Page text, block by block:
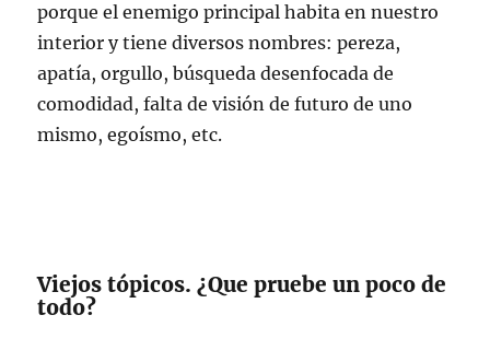
porque el enemigo principal habita en nuestro
interior y tiene diversos nombres: pereza,
apatía, orgullo, búsqueda desenfocada de
comodidad, falta de visión de futuro de uno
mismo, egoísmo, etc.
Viejos tópicos. ¿Que pruebe un poco de
todo?